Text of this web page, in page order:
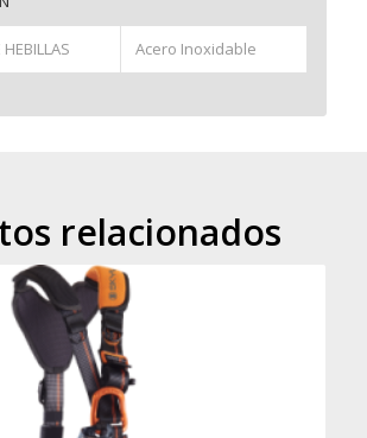
Acero Inoxidable
relacionados